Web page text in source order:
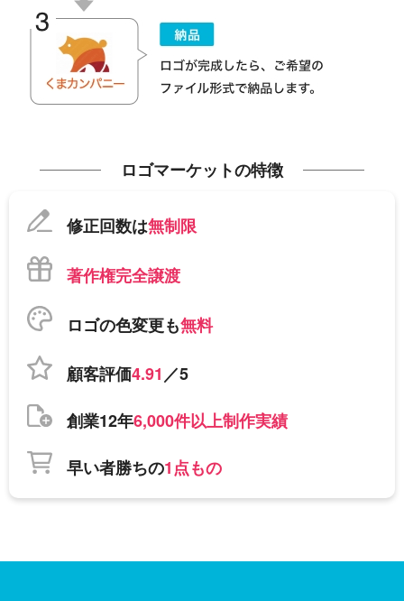
ロゴマーケットの特徴
修正回数は無制限
著作権完全譲渡
ロゴの色変更も無料
顧客評価4.91／5
創業12年6,000件以上制作実績
早い者勝ちの1点もの